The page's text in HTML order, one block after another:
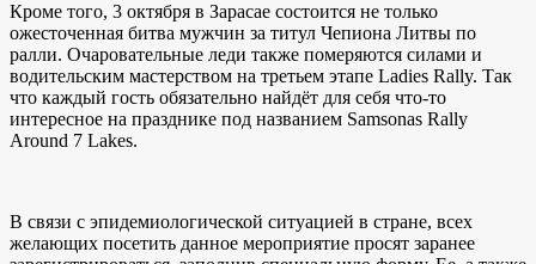
Кроме того, 3 октября в Зарасае состоится не только
ожесточенная битва мужчин за титул Чепиона Литвы по
ралли. Очаровательные леди также померяются силами и
водительским мастерством на третьем этапе Ladies Rally. Так
что каждый гость обязательно найдёт для себя что-то
интересное на празднике под названием Samsonas Rally
Around 7 Lakes.
В связи с эпидемиологической ситуацией в стране, всех
желающих посетить данное мероприятие просят заранее